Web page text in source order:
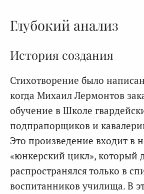
Глубокий анализ
История создания
Стихотворение было
когда Михаил Лермонтов
обучение в Школе
подпрапорщиков и
Это произведение входит в
«юнкерский цикл», который
распространялся только в
воспитанников училища. В